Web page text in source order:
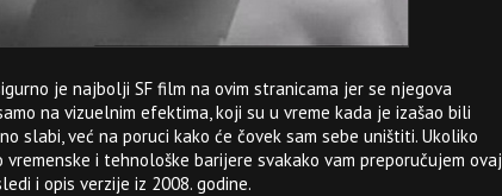
je najbolji SF film na ovim stranicama jer se njegova
na vizuelnim efektima, koji su u vreme kada je izašao bili
slabi, već na poruci kako će čovek sam sebe uništiti. Ukoliko
i tehnološke barijere svakako vam preporučujem ovaj
i opis verzije iz 2008. godine.